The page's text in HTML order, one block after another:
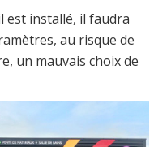
est installé, il faudra
au risque de
un mauvais choix de